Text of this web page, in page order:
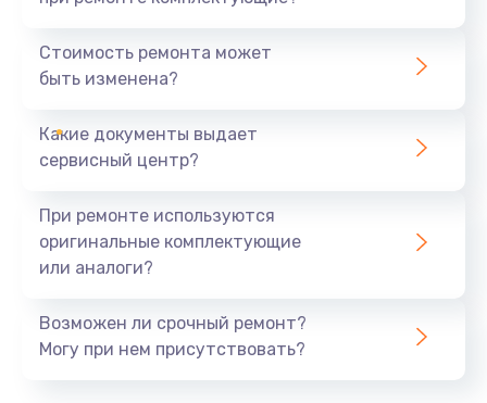
1440 руб.
Ремонт южного моста
Замена батарейки BIOS
Заказать
Стоимость ремонта может
быть изменена?
Какие документы выдает
сервисный центр?
При ремонте используются
оригинальные комплектующие
или аналоги?
Возможен ли срочный ремонт?
Могу при нем присутствовать?